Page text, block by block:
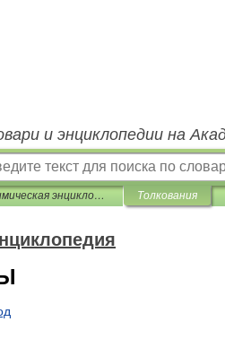
и энциклопедии на
Химическая энциклопедия Толкования